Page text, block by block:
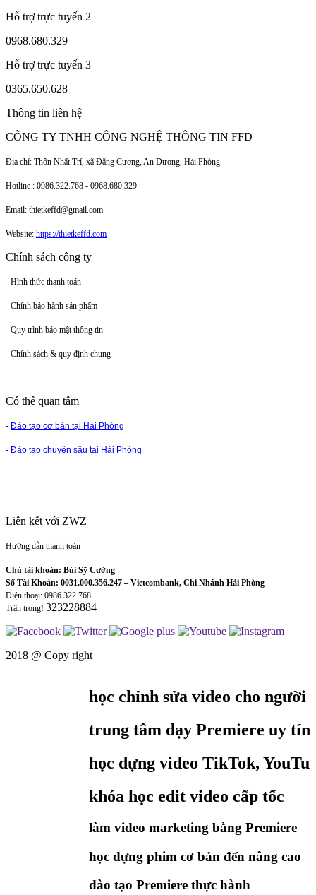
Hỗ trợ trực tuyến 2
0968.680.329
Hỗ trợ trực tuyến 3
0365.650.628
Thông tin liên hệ
CÔNG TY TNHH CÔNG NGHỆ THÔNG TIN FFD
Địa chỉ: Thôn Nhất Trí, xã Đặng Cương, An Dương, Hải Phòng
Hotline : 0986.322.768 - 0968.680.329
Email: thietkeffd@gmail.com
Website: https://thietkeffd.com
Chính sách công ty
- Hình thức thanh toán
- Chính bảo hành sản phẩm
- Quy trình bảo mật thông tin
- Chính sách & quy định chung
Có thể quan tâm
- Đào tạo cơ bản tại Hải Phòng
- Đào tạo chuyên sâu tại Hải Phòng
Liên kết với ZWZ
Hướng dẫn thanh toán
Chủ tài khoản: Bùi Sỹ Cường
Số Tài Khoản: 0031.000.356.247 – Vietcombank, Chi Nhánh Hải Phòng
Điện thoại: 0986.322.768
Trân trọng! 323228884
2018 @ Copy right
học chỉnh sửa video cho người
trung tâm dạy Premiere uy tín
học dựng video TikTok, YouTube
khóa học edit video cấp tốc
làm video marketing bằng Premiere
học dựng phim cơ bản đến nâng cao
đào tạo Premiere thực hành